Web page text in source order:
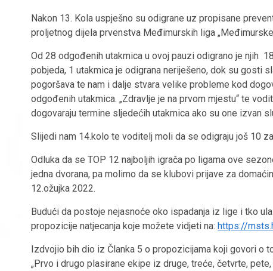
Nakon 13. Kola uspješno su odigrane uz propisane
proljetnog dijela prvenstva Međimurskih liga „Međimurske
Od 28 odgođenih utakmica u ovoj pauzi odigrano je njih
pobjeda, 1 utakmica je odigrana neriješeno, dok su gosti
pogoršava te nam i dalje stvara velike probleme kod
odgođenih utakmica. „Zdravlje je na prvom mjestu“ te
dogovaraju termine sljedećih utakmica ako su one izvan
Slijedi nam 14.kolo te voditelj moli da se odigraju još 10
Odluka da se TOP 12 najboljih igrača po ligama ove
jedna dvorana, pa molimo da se klubovi prijave za
12.ožujka 2022.
Budući da postoje nejasnoće oko ispadanja iz lige i tko
propozicije natjecanja koje možete vidjeti na: https://
Izdvojio bih dio iz Članka 5 o propozicijama koji govori o
„Prvo i drugo plasirane ekipe iz druge, treće, četvrte,